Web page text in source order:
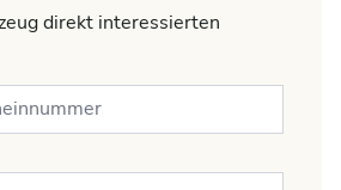
direkt interessierten